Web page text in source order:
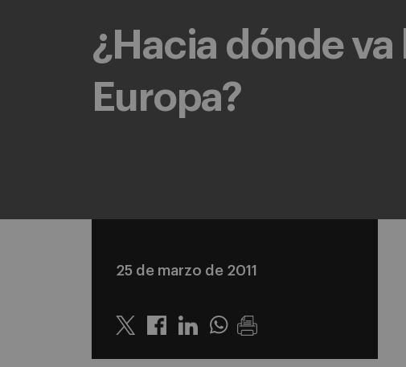
¿Hacia dónde
Europa?
25 de marzo de 2011
Twitter LinkedinWhatsapp